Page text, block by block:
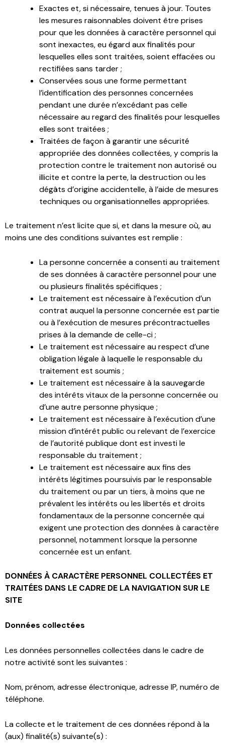
Exactes et, si nécessaire, tenues à jour. Toutes
les mesures raisonnables doivent être prises
pour que les données à caractère personnel qui
sont inexactes, eu égard aux finalités pour
lesquelles elles sont traitées, soient effacées ou
rectifiées sans tarder ;
Conservées sous une forme permettant
l’identification des personnes concernées
pendant une durée n’excédant pas celle
nécessaire au regard des finalités pour lesquelles
elles sont traitées ;
Traitées de façon à garantir une sécurité
appropriée des données collectées, y compris la
protection contre le traitement non autorisé ou
illicite et contre la perte, la destruction ou les
dégâts d’origine accidentelle, à l’aide de mesures
techniques ou organisationnelles appropriées.
Le traitement n’est licite que si, et dans la mesure où, au
moins une des conditions suivantes est remplie :
La personne concernée a consenti au traitement
de ses données à caractère personnel pour une
ou plusieurs finalités spécifiques ;
Le traitement est nécessaire à l’exécution d’un
contrat auquel la personne concernée est partie
ou à l’exécution de mesures précontractuelles
prises à la demande de celle-ci ;
Le traitement est nécessaire au respect d’une
obligation légale à laquelle le responsable du
traitement est soumis ;
Le traitement est nécessaire à la sauvegarde
des intérêts vitaux de la personne concernée ou
d’une autre personne physique ;
Le traitement est nécessaire à l’exécution d’une
mission d’intérêt public ou relevant de l’exercice
de l’autorité publique dont est investi le
responsable du traitement ;
Le traitement est nécessaire aux fins des
intérêts légitimes poursuivis par le responsable
du traitement ou par un tiers, à moins que ne
prévalent les intérêts ou les libertés et droits
fondamentaux de la personne concernée qui
exigent une protection des données à caractère
personnel, notamment lorsque la personne
concernée est un enfant.
DONNÉES À CARACTÈRE PERSONNEL COLLECTÉES ET
TRAITÉES DANS LE CADRE DE LA NAVIGATION SUR LE
SITE
Données collectées
Les données personnelles collectées dans le cadre de
notre activité sont les suivantes :
Nom, prénom, adresse électronique, adresse IP, numéro de
téléphone.
La collecte et le traitement de ces données répond à la
(aux) finalité(s) suivante(s) :